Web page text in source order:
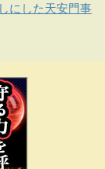
にした天安門事